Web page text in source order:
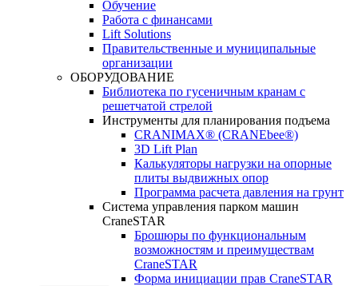
Обучение
Работа с финансами
Lift Solutions
Правительственные и муниципальные
организации
ОБОРУДОВАНИЕ
Библиотека по гусеничным кранам с
решетчатой стрелой
Инструменты для планирования подъема
CRANIMAX® (CRANEbee®)
3D Lift Plan
Калькуляторы нагрузки на опорные
плиты выдвижных опор
Программа расчета давления на грунт
Система управления парком машин
CraneSTAR
Брошюры по функциональным
возможностям и преимуществам
CraneSTAR
Форма инициации прав CraneSTAR